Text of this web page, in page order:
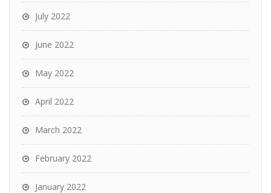
July 2022
June 2022
May 2022
April 2022
March 2022
February 2022
January 2022